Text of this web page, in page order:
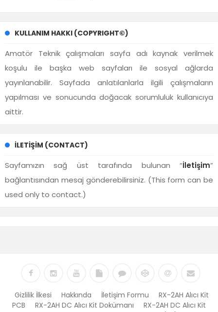
KULLANIM HAKKI (COPYRIGHT©)
Amatör Teknik çalışmaları sayfa adı kaynak verilmek
koşulu ile başka web sayfaları ile sosyal ağlarda
yayınlanabilir. Sayfada anlatılanlarla ilgili çalışmaların
yapılması ve sonucunda doğacak sorumluluk kullanıcıya
aittir.
İLETIŞIM (CONTACT)
Sayfamızın sağ üst tarafında bulunan “İletişim”
bağlantısından mesaj gönderebilirsiniz. (This form can be
used only to contact.)
Gizlilik İlkesi Hakkında İletişim Formu
RX-2AH Alıcı Kit
PCB
RX-2AH DC Alıcı Kit Dokümanı
RX-2AH DC Alıcı Kit